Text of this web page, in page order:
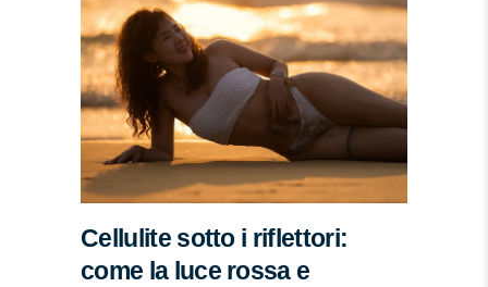
Cellulite sotto i riflettori:
come la luce rossa e